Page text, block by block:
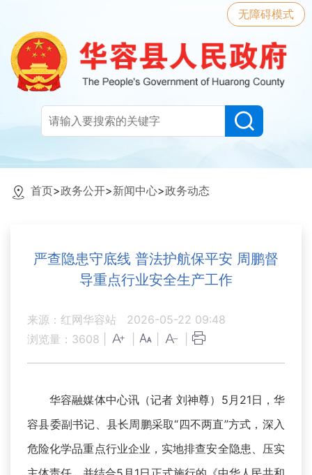
无障碍模式
首页>政务公开>新闻中心>政务动态
严查隐患守底线 普法护航保平安 周鹏督
导重点行业安全生产工作
来源：红网华容站
2026-05-22 09:48
浏览量： 3608
华容融媒体中心讯（记者 刘神尊）5月21日，华
容县委副书记、县长周鹏采取“四不两直”方式，深入
危险化学品重点行业企业，实地排查安全隐患、压实